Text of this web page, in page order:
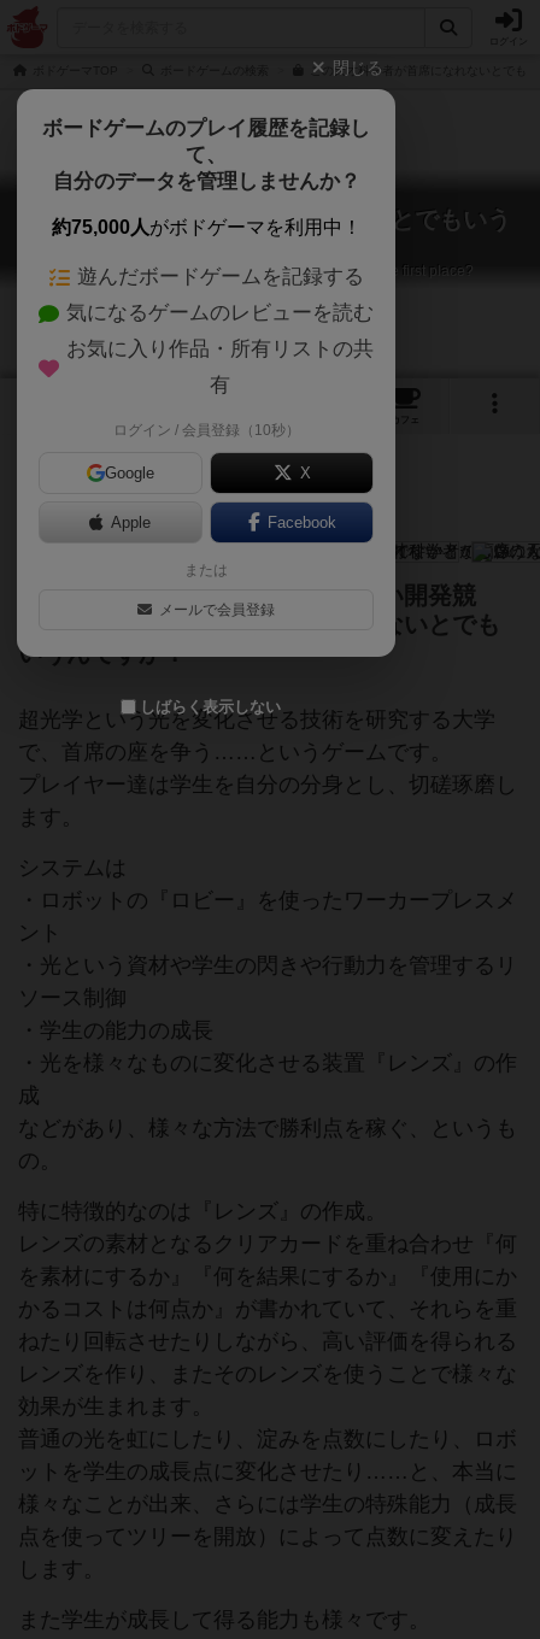
この天才科学者が首席になれないとでも
この天才科学者が首席になれないとでもいう
Are you telling me this genius scientist can't get the first place?
カフェ
超光学を研究する天才たちの、熱い開発競
争。この天才科学者が首席になれないとでも
いうんですか？
超光学という光を変化させる技術を研究する大学
で、首席の座を争う……というゲームです。
プレイヤー達は学生を自分の分身とし、切磋琢磨し
ます。
システムは
・ロボットの『ロビー』を使ったワーカープレスメ
ント
・光という資材や学生の閃きや行動力を管理するリ
ソース制御
・学生の能力の成長
・光を様々なものに変化させる装置『レンズ』の作
成
などがあり、様々な方法で勝利点を稼ぐ、というも
の。
特に特徴的なのは『レンズ』の作成。
レンズの素材となるクリアカードを重ね合わせ『何
を素材にするか』『何を結果にするか』『使用にか
かるコストは何点か』が書かれていて、それらを重
ねたり回転させたりしながら、高い評価を得られる
レンズを作り、またそのレンズを使うことで様々な
効果が生まれます。
普通の光を虹にしたり、淀みを点数にしたり、ロボ
ットを学生の成長点に変化させたり……と、本当に
様々なことが出来、さらには学生の特殊能力（成長
点を使ってツリーを開放）によって点数に変えたり
します。
また学生が成長して得る能力も様々です。
閉じる
ボードゲームのプレイ履歴を記録し
て、
自分のデータを管理しませんか？
約75,000人がボドゲーマを利用中！
遊んだボードゲームを記録する
気になるゲームのレビューを読む
お気に入り作品・所有リストの共
有
ログイン / 会員登録（10秒）
Google X
Apple Facebook
または
メールで会員登録
しばらく表示しない